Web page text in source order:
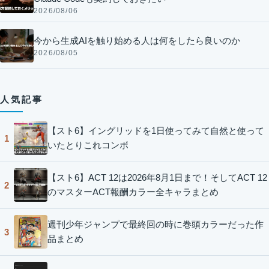
2026/08/06
今から生成AIを触り始める人は何をしたら良いのか
2026/08/05
人気記事
1
【スト6】イングリッドを1日使ってみて自然と使って
いたとりこれコンボ
2
【スト6】ACT 12は2026年8月1日まで！そしてACT 12
のマスターACT報酬カラー全キャラまとめ
3
週刊少年ジャンプで最終回の時に巻頭カラーだった作
品まとめ